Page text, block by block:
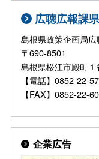
広聴広報課
島根県政策企画局
〒690-8501
島根県松江市殿
【電話】0852-22-
【FAX】0852-22-
企業広告